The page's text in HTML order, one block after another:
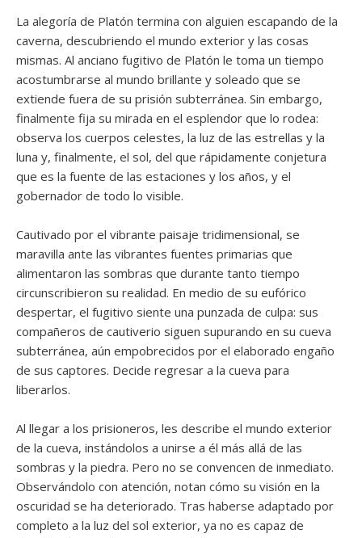
La alegoría de Platón termina con alguien escapando de la
caverna, descubriendo el mundo exterior y las cosas
mismas. Al anciano fugitivo de Platón le toma un tiempo
acostumbrarse al mundo brillante y soleado que se
extiende fuera de su prisión subterránea. Sin embargo,
finalmente fija su mirada en el esplendor que lo rodea:
observa los cuerpos celestes, la luz de las estrellas y la
luna y, finalmente, el sol, del que rápidamente conjetura
que es la fuente de las estaciones y los años, y el
gobernador de todo lo visible.
Cautivado por el vibrante paisaje tridimensional, se
maravilla ante las vibrantes fuentes primarias que
alimentaron las sombras que durante tanto tiempo
circunscribieron su realidad. En medio de su eufórico
despertar, el fugitivo siente una punzada de culpa: sus
compañeros de cautiverio siguen supurando en su cueva
subterránea, aún empobrecidos por el elaborado engaño
de sus captores. Decide regresar a la cueva para
liberarlos.
Al llegar a los prisioneros, les describe el mundo exterior
de la cueva, instándolos a unirse a él más allá de las
sombras y la piedra. Pero no se convencen de inmediato.
Observándolo con atención, notan cómo su visión en la
oscuridad se ha deteriorado. Tras haberse adaptado por
completo a la luz del sol exterior, ya no es capaz de